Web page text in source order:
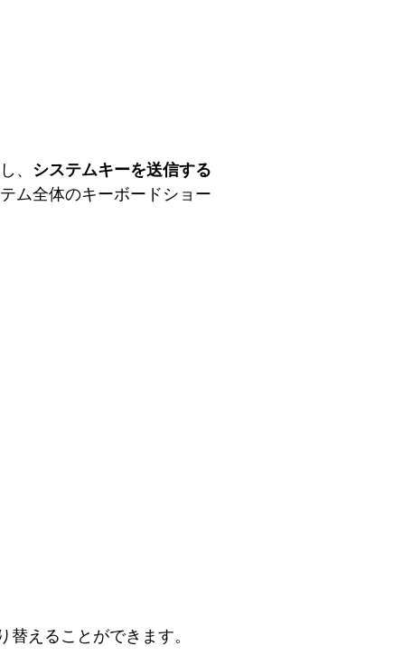
、 システムキーを送信する
ム全体のキーボードショー
えることができます。